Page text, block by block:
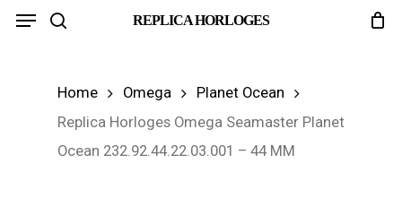
Skip
REPLICA HORLOGES
Menu
Home Omega
Planet Ocean
Replica Horloges Omega Seamaster Planet
Ocean 232.92.44.22.03.001 – 44 MM